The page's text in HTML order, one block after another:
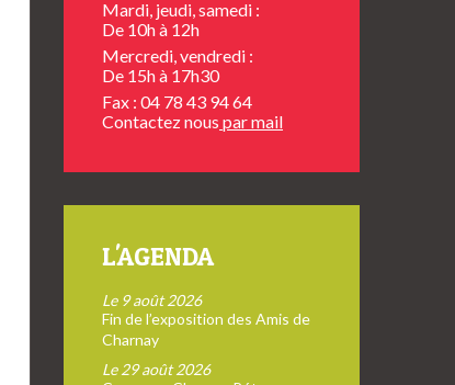
Mardi, jeudi, samedi :
De 10h à 12h
Mercredi, vendredi :
De 15h à 17h30
Fax : 04 78 43 94 64
Contactez nous par mail
L'AGENDA
Le 9 août 2026
Fin de l’exposition des Amis de
Charnay
Le 29 août 2026